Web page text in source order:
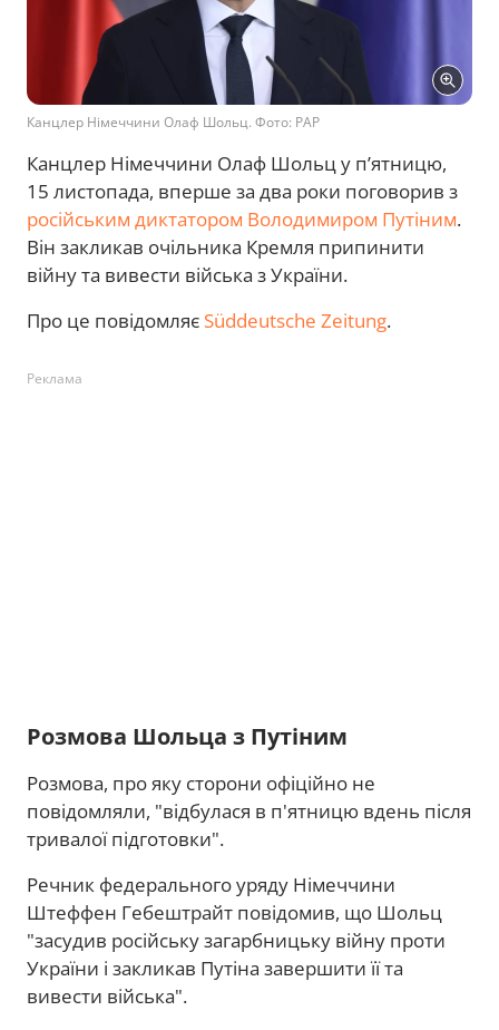
Канцлер Німеччини Олаф Шольц. Фото: PAP
Канцлер Німеччини Олаф Шольц у п’ятницю,
15 листопада, вперше за два роки поговорив з
російським диктатором Володимиром Путіним.
Він закликав очільника Кремля припинити
війну та вивести війська з України.
Про це повідомляє Süddeutsche Zeitung.
Реклама
Розмова Шольца з Путіним
Розмова, про яку сторони офіційно не
повідомляли, "відбулася в п'ятницю вдень після
тривалої підготовки".
Речник федерального уряду Німеччини
Штеффен Гебештрайт повідомив, що Шольц
"засудив російську загарбницьку війну проти
України і закликав Путіна завершити її та
вивести війська".